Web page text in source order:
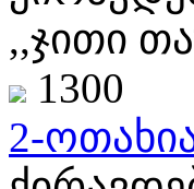
,,ჯითი
1300
2-